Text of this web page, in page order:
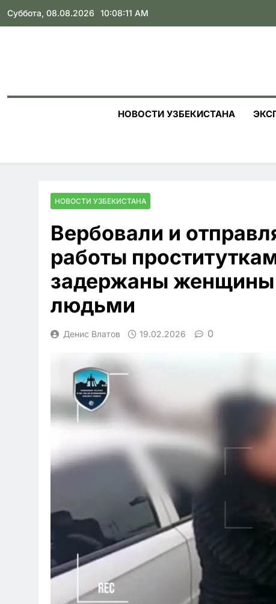
Skip
Суббота, 08.08.2026 10:08:13 AM
НОВОСТИ УЗБЕКИСТАНА
НОВОСТИ УЗБЕКИСТАНА
Вербовали и
работы
задержаны женщины
людьми
Денис Влатов 19.02.2026 0